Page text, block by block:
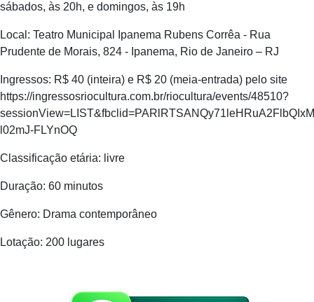
sábados, às 20h, e domingos, às 19h
Local: Teatro Municipal Ipanema Rubens Corrêa - Rua
Prudente de Morais, 824 - Ipanema, Rio de Janeiro – RJ
Ingressos: R$ 40 (inteira) e R$ 20 (meia-entrada) pelo site
https://ingressosriocultura.com.br/riocultura/events/48510?
l02mJ-FLYnOQ
Classificação etária: livre
Duração: 60 minutos
Gênero: Drama contemporâneo
Lotação: 200 lugares